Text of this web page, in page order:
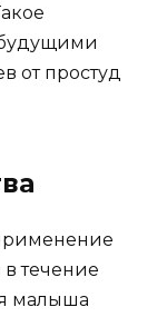
будущими
от простуд
течение
малыша